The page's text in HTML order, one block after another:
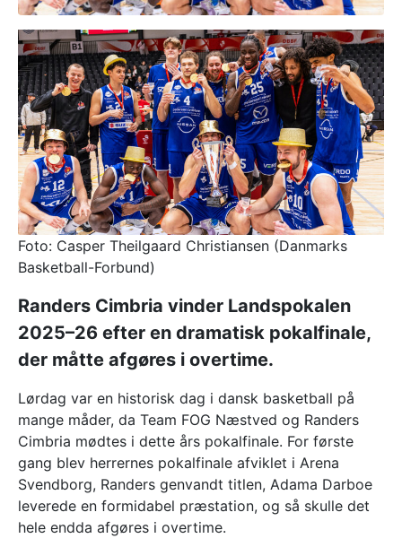
Foto: Casper Theilgaard Christiansen (Danmarks
Basketball-Forbund)
Randers Cimbria vinder Landspokalen
2025–26 efter en dramatisk pokalfinale,
der måtte afgøres i overtime.
Lørdag var en historisk dag i dansk basketball på
mange måder, da Team FOG Næstved og Randers
Cimbria mødtes i dette års pokalfinale. For første
gang blev herrernes pokalfinale afviklet i Arena
Svendborg, Randers genvandt titlen, Adama Darboe
leverede en formidabel præstation, og så skulle det
hele endda afgøres i overtime.